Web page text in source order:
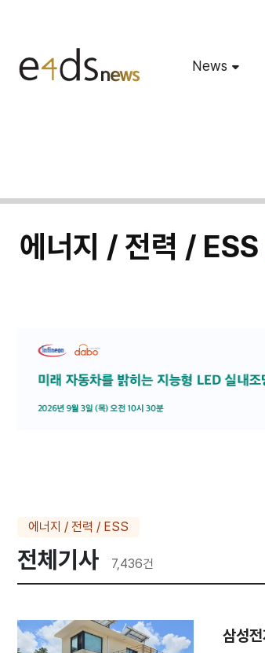
News
에너지 / 전력 / ESS
에너지 / 전력 / ESS
전체기사 7,436건
삼성